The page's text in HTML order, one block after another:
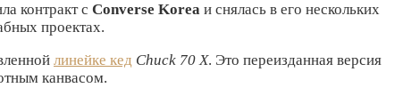
контракт с Converse Korea и снялась в его нескольких
проектах.
линейке кед Chuck 70 Х. Это переизданная версия
канвасом.